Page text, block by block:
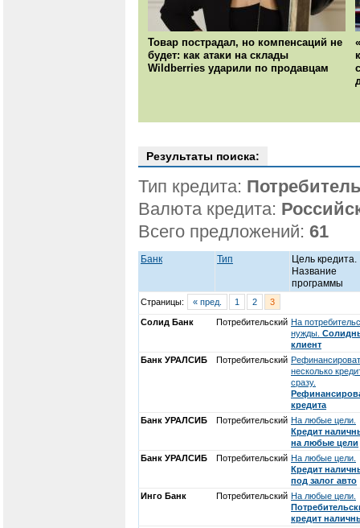
Товар пострадал, но компенсаций не
будет: как атаки на склады
Wildberries ударили по продавцам
Результаты поиска:
Тип кредита:
Валюта кредита:
Всего предложений: 61
Банк Тип
Цель кредита.
Название
программы
Страницы: « пред. 1 2 3
Солид Банк Потребительский На
нужды.
клиент
Банк УРАЛСИБ
Потребительский
несколько
сразу.
кредита
Банк УРАЛСИБ
Потребительский На любые цели.
Кредит
на любые цели
Банк УРАЛСИБ
Потребительский На любые цели.
Кредит
под залог авто
Инго Банк
Потребительский На любые цели.
кредит